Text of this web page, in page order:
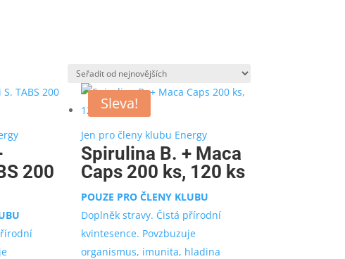
200
Sleva!
Jen pro členy klubu Energy
Spirulina B. + Maca
Caps 200 ks, 120 ks
POUZE PRO ČLENY KLUBU
Doplněk stravy. Čistá přírodní
kvintesence. Povzbuzuje
organismus, imunita, hladina